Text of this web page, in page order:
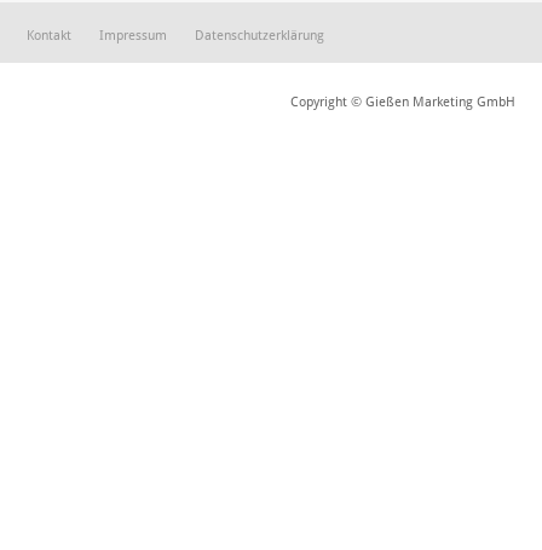
Kontakt Impressum Datenschutzerklärung
Copyright © Gießen Marketing GmbH